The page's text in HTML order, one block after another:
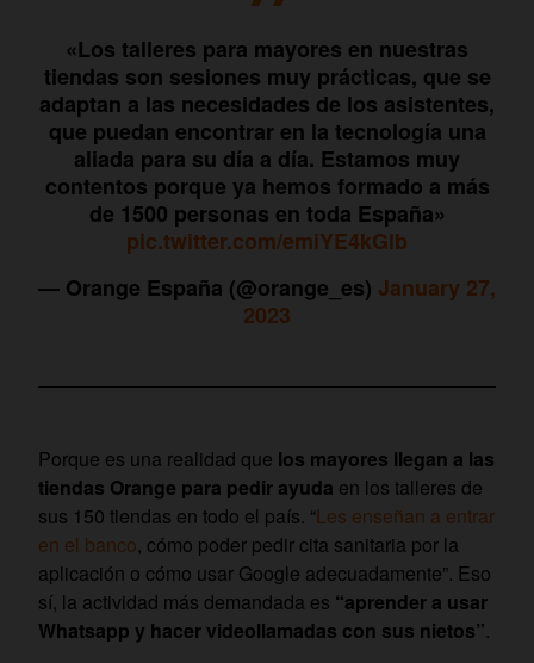
«Los talleres para mayores en nuestras
tiendas son sesiones muy prácticas, que se
adaptan a las necesidades de los asistentes,
que puedan encontrar en la tecnología una
aliada para su día a día. Estamos muy
contentos porque ya hemos formado a más
de 1500 personas en toda España»
pic.twitter.com/emiYE4kGlb
— Orange España (@orange_es) January 27,
2023
Porque es una realidad que los mayores llegan a las
tiendas Orange para pedir ayuda en los talleres de
sus 150 tiendas en todo el país. “Les enseñan a entrar
en el banco, cómo poder pedir cita sanitaria por la
aplicación o cómo usar Google adecuadamente”. Eso
sí, la actividad más demandada es “aprender a usar
Whatsapp y hacer videollamadas con sus nietos”.